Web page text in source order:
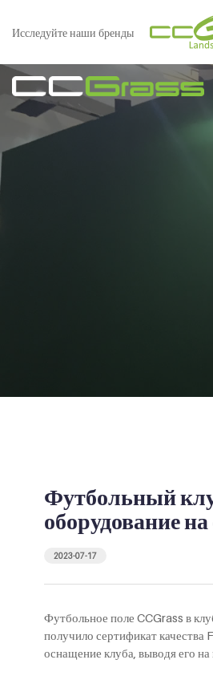
Исследуйте наши бренды
Футбольный
оборудование
2023-07-17
Футбольное поле CCGrass в
получило сертификат качества
оснащение клуба, выводя его